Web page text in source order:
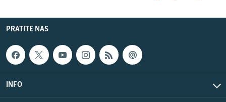
PRATITE NAS
INFO